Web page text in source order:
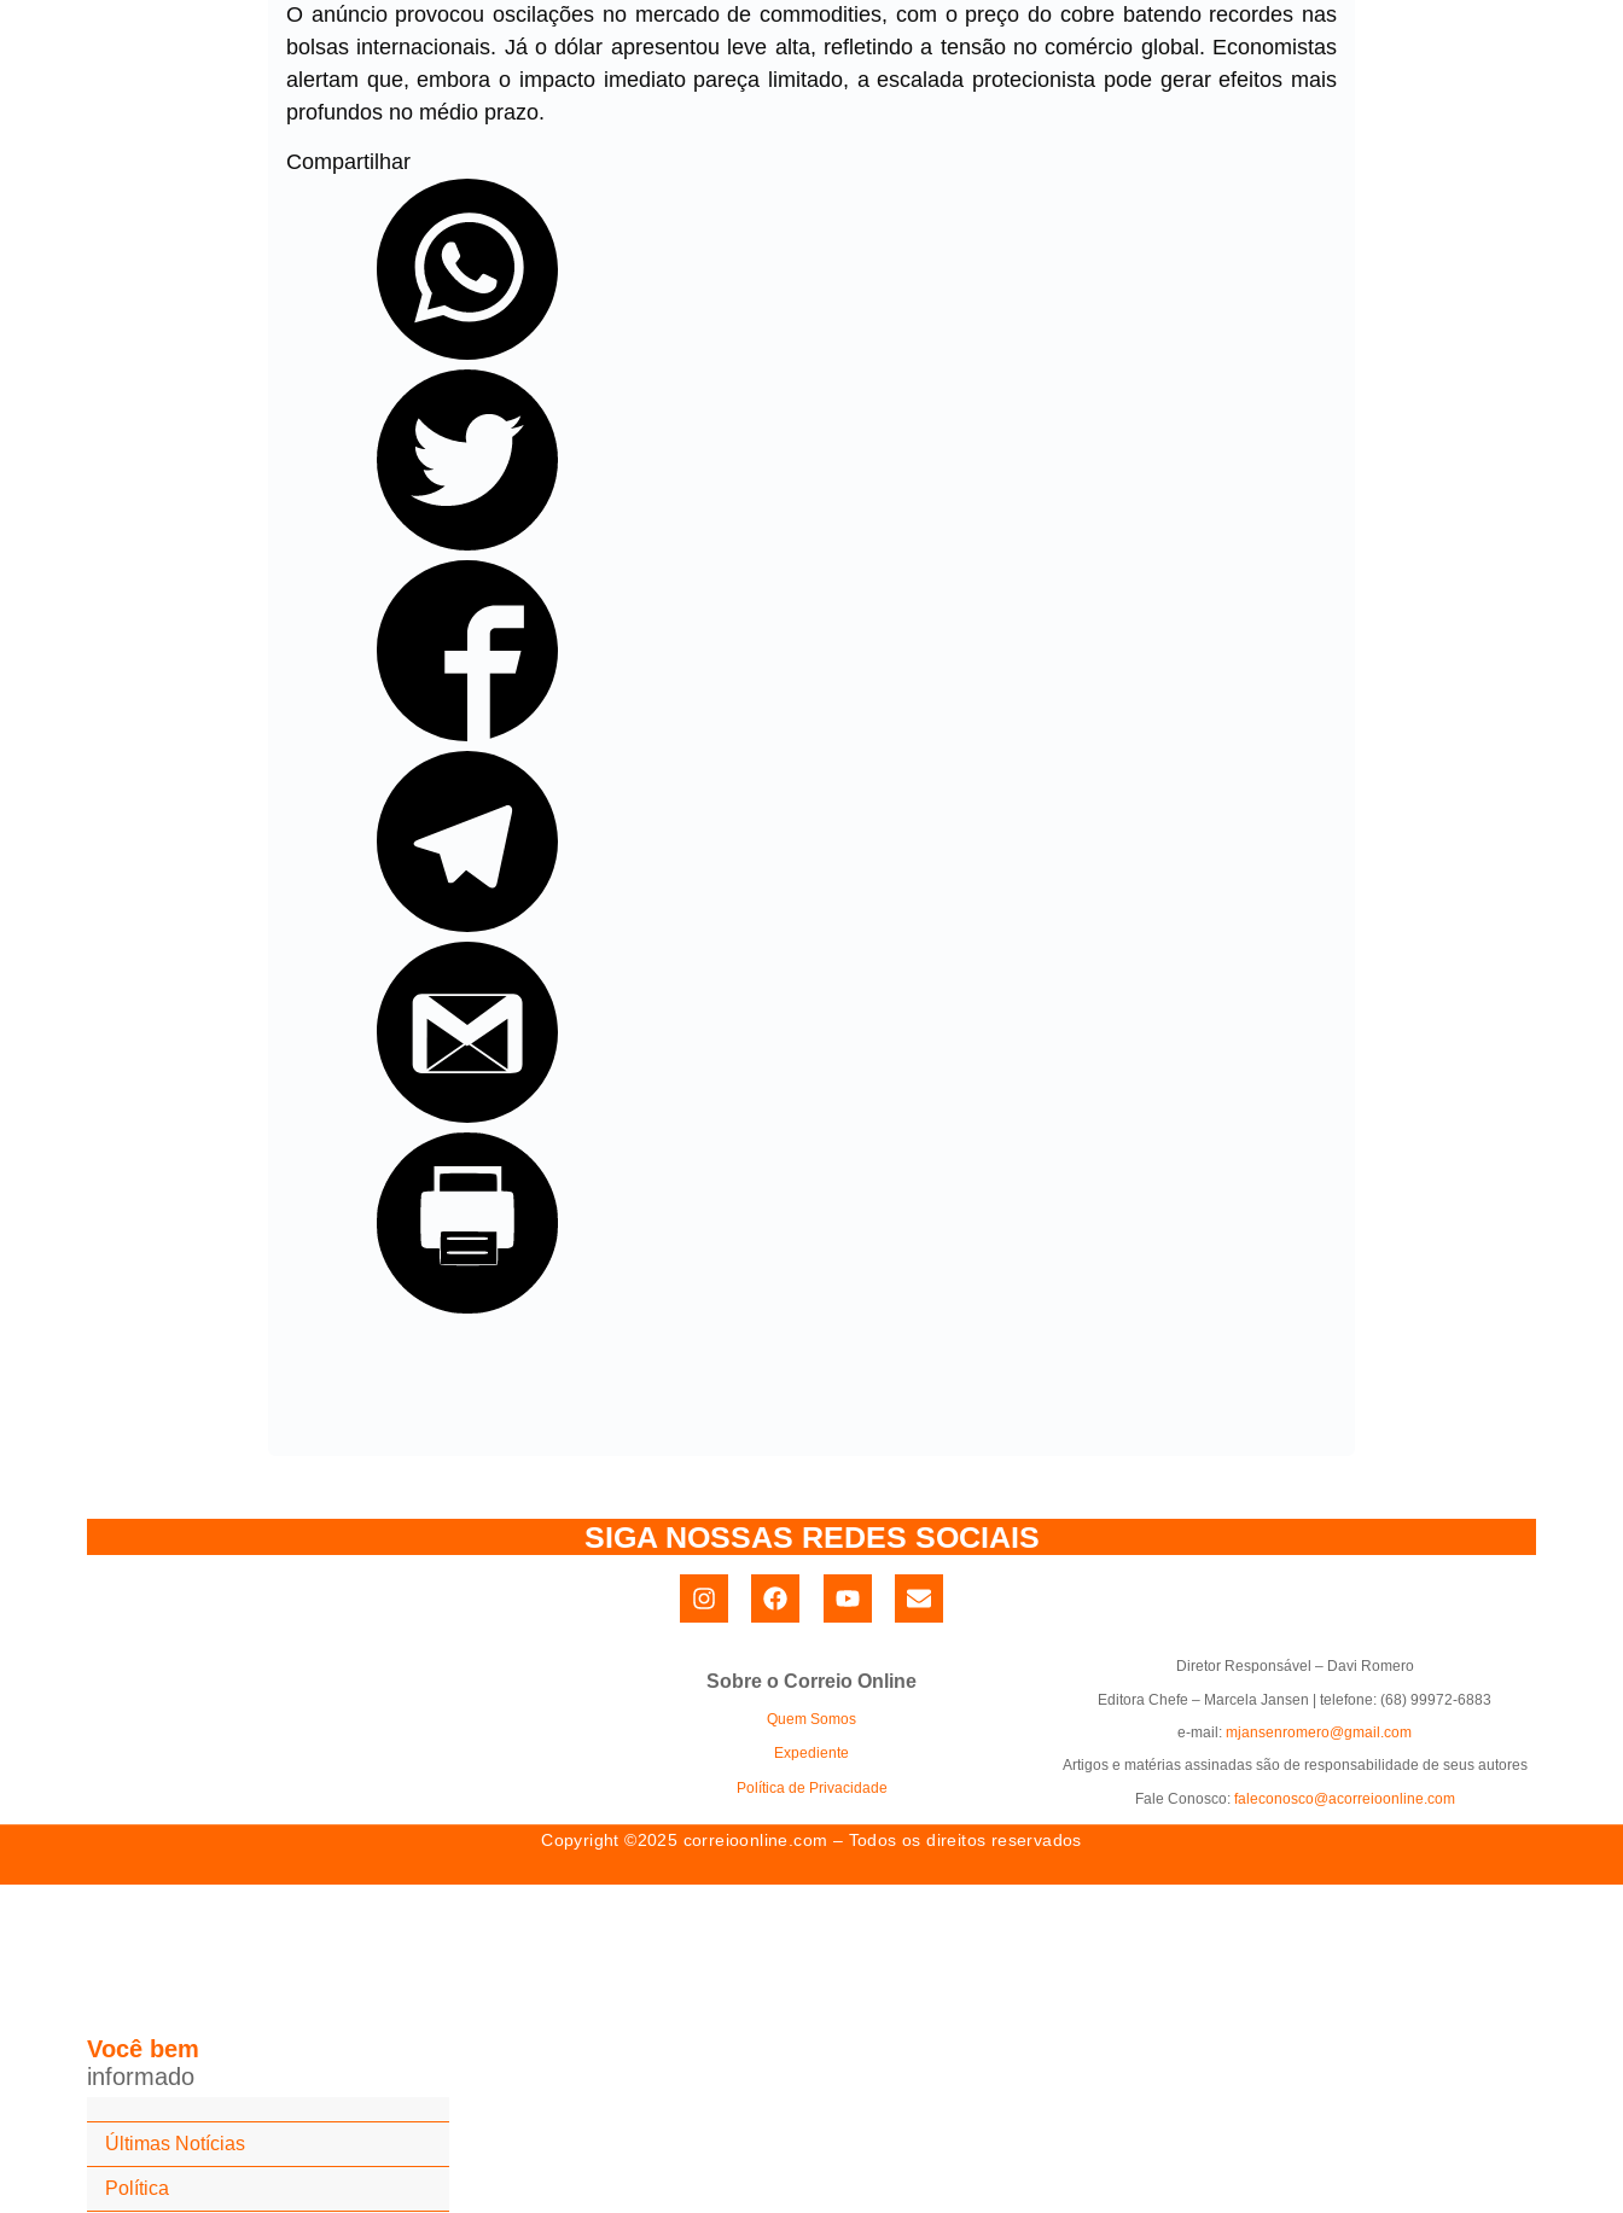
O anúncio provocou oscilações no mercado de commodities, com o preço do cobre batendo recordes nas
bolsas internacionais. Já o dólar apresentou leve alta, refletindo a tensão no comércio global. Economistas
alertam que, embora o impacto imediato pareça limitado, a escalada protecionista pode gerar efeitos mais
profundos no médio prazo.
Compartilhar
SIGA NOSSAS REDES SOCIAIS
Sobre o Correio Online
Quem Somos
Expediente
Política de Privacidade
Diretor Responsável – Davi Romero
Editora Chefe – Marcela Jansen | telefone: (68) 99972-6883
e-mail: mjansenromero@gmail.com
Artigos e matérias assinadas são de responsabilidade de seus autores
Fale Conosco: faleconosco@acorreioonline.com
Copyright ©2025 correioonline.com – Todos os direitos reservados
Você bem
informado
Últimas Notícias
Política